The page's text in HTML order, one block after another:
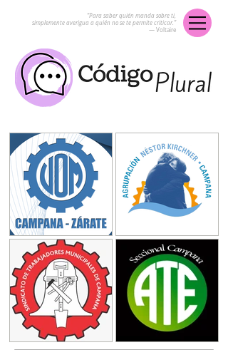
“Para saber quién manda sobre ti,
simplemente averigua a quién no se te permite criticar.”
― Voltaire